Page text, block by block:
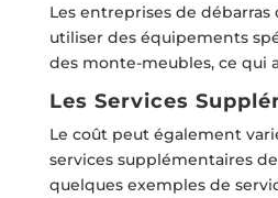
Les entreprises de
utiliser des équipements
des monte-meubles, ce qui
Les Services
Le coût peut également
services supplémentaires
quelques exemples de